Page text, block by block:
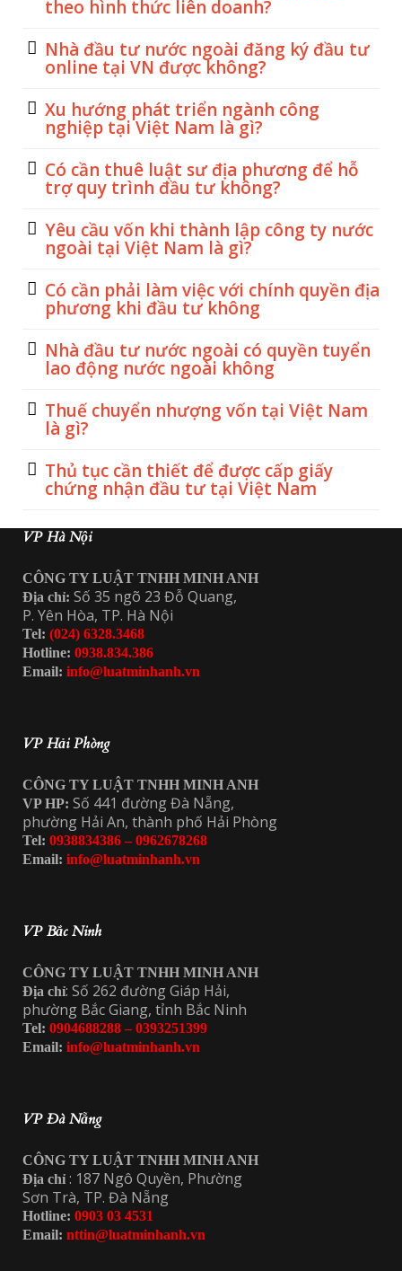
theo hình thức liên doanh?
Nhà đầu tư nước ngoài đăng ký đầu tư
online tại VN được không?
Xu hướng phát triển ngành công
nghiệp tại Việt Nam là gì?
Có cần thuê luật sư địa phương để hỗ
trợ quy trình đầu tư không?
Yêu cầu vốn khi thành lập công ty nước
ngoài tại Việt Nam là gì?
Có cần phải làm việc với chính quyền địa
phương khi đầu tư không
Nhà đầu tư nước ngoài có quyền tuyển
lao động nước ngoài không
Thuế chuyển nhượng vốn tại Việt Nam
là gì?
Thủ tục cần thiết để được cấp giấy
chứng nhận đầu tư tại Việt Nam
VP Hà Nội
CÔNG TY LUẬT TNHH MINH ANH
Địa chỉ: Số 35 ngõ 23 Đỗ Quang,
P. Yên Hòa, TP. Hà Nội
Tel: (024) 6328.3468
Hotline: 0938.834.386
Email: info@luatminhanh.vn
VP Hải Phòng
CÔNG TY LUẬT TNHH MINH ANH
VP HP: Số 441 đường Đà Nẵng,
phường Hải An, thành phố Hải Phòng
Tel: 0938834386 – 0962678268
Email: info@luatminhanh.vn
VP Bắc Ninh
CÔNG TY LUẬT TNHH MINH ANH
Địa chỉ: Số 262 đường Giáp Hải,
phường Bắc Giang, tỉnh Bắc Ninh
Tel: 0904688288 – 0393251399
Email: info@luatminhanh.vn
VP Đà Nẵng
CÔNG TY LUẬT TNHH MINH ANH
Địa chỉ : 187 Ngô Quyền, Phường
Sơn Trà, TP. Đà Nẵng
Hotline: 0903 03 4531
Email: nttin@luatminhanh.vn